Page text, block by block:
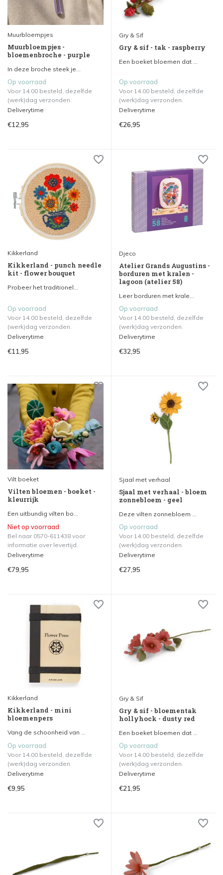
Muurbloempjes
Muurbloempjes -
bloemenbroche - purple
In deze broche steek je...
Op voorraad
Voor 14.00 besteld, dezelfde
(werk)dag verzonden.
Deliverytime
€12,95
Gry & Sif
Gry & sif - tak - raspberry
Een boeket bloemen dat ...
Op voorraad
Voor 14.00 besteld, dezelfde
(werk)dag verzonden.
Deliverytime
€26,95
Kikkerland
Kikkerland - punch needle
kit - flower bouquet
Probeer het traditionel...
Op voorraad
Voor 14.00 besteld, dezelfde
(werk)dag verzonden.
Deliverytime
€11,95
Djeco
Atelier Grands Augustins -
borduren met kralen -
lagoon (atelier 58)
Leer borduren met krale...
Op voorraad
Voor 14.00 besteld, dezelfde
(werk)dag verzonden.
Deliverytime
€32,95
Vilt boeket
Vilten bloemen - boeket -
kleurrijk
Een uitbundig vilten bo...
Niet op voorraad
Bel naar 0570-611438 voor
informatie over levertijd.
Deliverytime
€79,95
Sjaal met verhaal
Sjaal met verhaal - bloem
zonnebloem - geel
Deze vilten zonnebloem ...
Op voorraad
Voor 14.00 besteld, dezelfde
(werk)dag verzonden.
Deliverytime
€27,95
Kikkerland
Kikkerland - mini
bloemenpers
Vang de schoonheid van ...
Op voorraad
Voor 14.00 besteld, dezelfde
(werk)dag verzonden.
Deliverytime
€9,95
Gry & Sif
Gry & sif - bloementak
hollyhock - dusty red
Een boeket bloemen dat ...
Op voorraad
Voor 14.00 besteld, dezelfde
(werk)dag verzonden.
Deliverytime
€21,95